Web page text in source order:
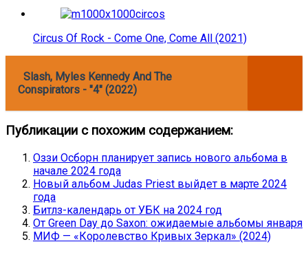
Circus Of Rock - Come One, Come All (2021)
Slash, Myles Kennedy And The
Conspirators - "4" (2022)
Публикации с похожим содержанием:
Оззи Осборн планирует запись нового альбома в
начале 2024 года
Новый альбом Judas Priest выйдет в марте 2024
года
Битлз-календарь от УБК на 2024 год
От Green Day до Saxon: ожидаемые альбомы января
МИФ — «Королевство Кривых Зеркал» (2024)